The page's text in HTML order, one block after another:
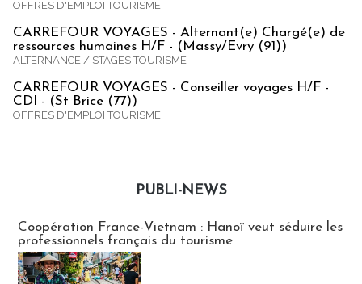
OFFRES D'EMPLOI TOURISME
CARREFOUR VOYAGES - Alternant(e) Chargé(e) de
ressources humaines H/F - (Massy/Evry (91))
ALTERNANCE / STAGES TOURISME
CARREFOUR VOYAGES - Conseiller voyages H/F -
CDI - (St Brice (77))
OFFRES D'EMPLOI TOURISME
PUBLI-NEWS
Coopération France-Vietnam : Hanoï veut séduire les
professionnels français du tourisme